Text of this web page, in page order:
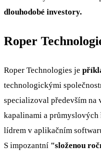
dlouhodobé investory.
Roper
Roper Technologies je
technologickými
specializoval především na
kapalinami a průmyslových
lídrem v aplikačním
S impozantní "složenou